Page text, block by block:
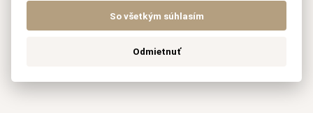
Informácie o spracúvaníosobných údajov
So všetkým súhlasím
Odmietnuť